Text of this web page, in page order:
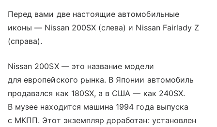
Перед вами две настоящие автомобильные
иконы — Nissan 200SX (слева) и Nissan Fairlady Z
(справа).
Nissan 200SX — это название модели
для европейского рынка. В Японии автомобиль
продавался как 180SX, а в США — как 240SX.
В музее находится машина 1994 года выпуска
с МКПП. Этот экземпляр доработан: установлен